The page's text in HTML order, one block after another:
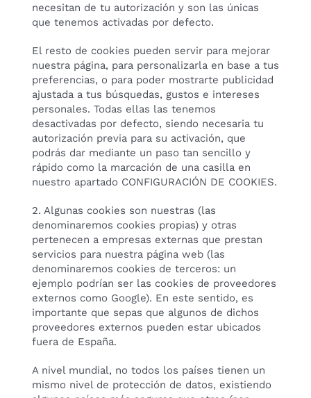
necesitan de tu autorización y son las únicas
que tenemos activadas por defecto.
El resto de cookies pueden servir para mejorar
nuestra página, para personalizarla en base a tus
preferencias, o para poder mostrarte publicidad
ajustada a tus búsquedas, gustos e intereses
personales. Todas ellas las tenemos
desactivadas por defecto, siendo necesaria tu
autorización previa para su activación, que
podrás dar mediante un paso tan sencillo y
rápido como la marcación de una casilla en
nuestro apartado CONFIGURACIÓN DE COOKIES.
2. Algunas cookies son nuestras (las
denominaremos cookies propias) y otras
pertenecen a empresas externas que prestan
servicios para nuestra página web (las
denominaremos cookies de terceros: un
ejemplo podrían ser las cookies de proveedores
externos como Google). En este sentido, es
importante que sepas que algunos de dichos
proveedores externos pueden estar ubicados
fuera de España.
A nivel mundial, no todos los países tienen un
mismo nivel de protección de datos, existiendo